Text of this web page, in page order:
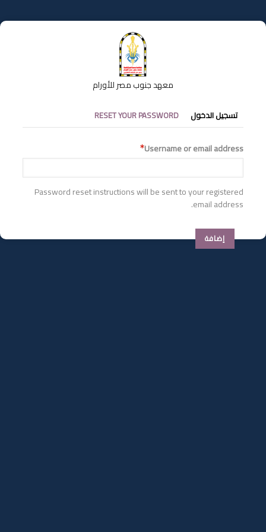
إلى
المحتوى
معهد جنوب مصر للأورام
التبويبات
الأساسية
تسجيل الدخول RESET YOUR PASSWORD
Username or email address
Password reset instructions will be sent to your registered
email address.